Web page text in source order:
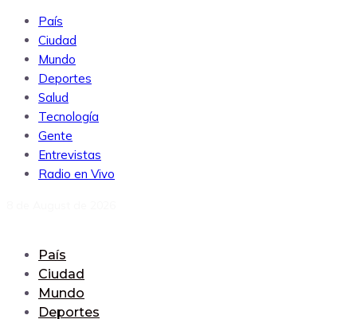
País
Ciudad
Mundo
Deportes
Salud
Tecnología
Gente
Entrevistas
Radio en Vivo
País
Ciudad
Mundo
Deportes